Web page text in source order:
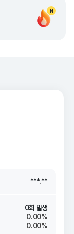
N
***.**
***.**
0회 발생
0.00%
0.00%